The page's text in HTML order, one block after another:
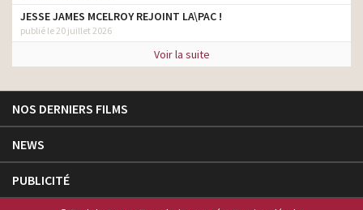
JESSE JAMES MCELROY REJOINT LA\PAC !
publié le 20 juillet 2026
Voir la suite
NOS DERNIERS FILMS
NEWS
PUBLICITÉ